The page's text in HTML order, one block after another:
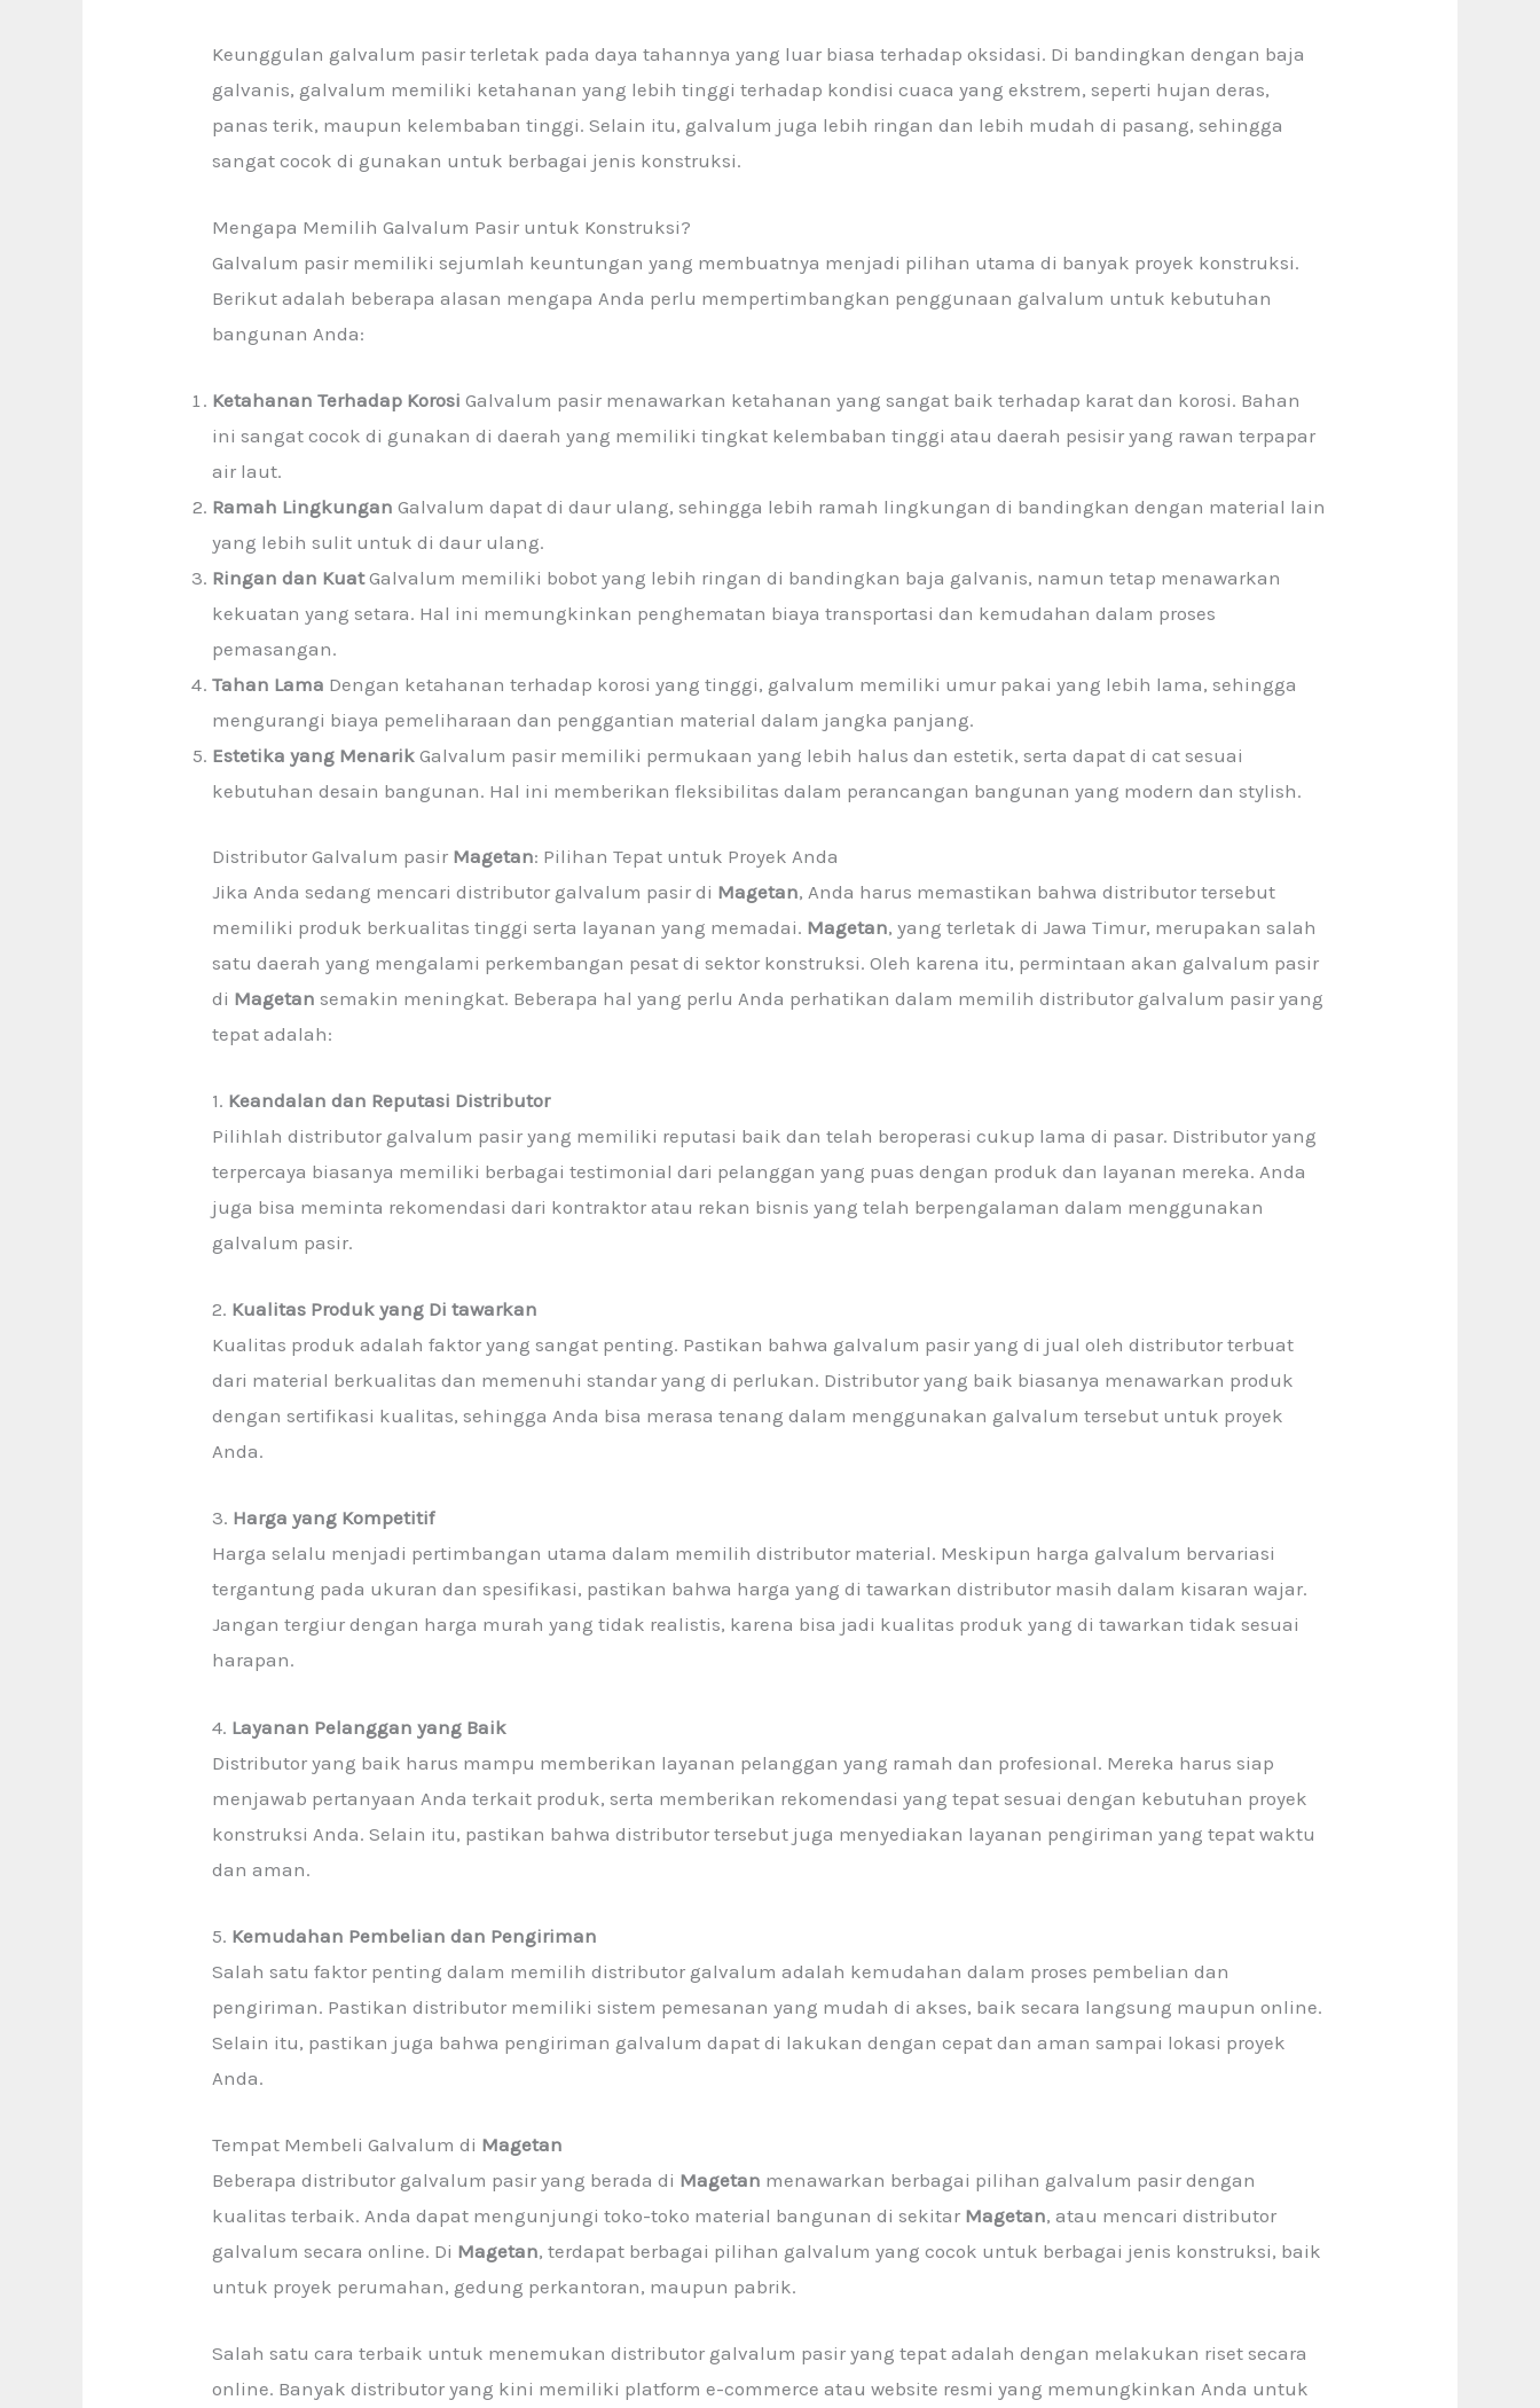
Keunggulan galvalum pasir terletak pada daya tahannya yang luar biasa terhadap oksidasi. Di bandingkan dengan baja
galvanis, galvalum memiliki ketahanan yang lebih tinggi terhadap kondisi cuaca yang ekstrem, seperti hujan deras,
panas terik, maupun kelembaban tinggi. Selain itu, galvalum juga lebih ringan dan lebih mudah di pasang, sehingga
sangat cocok di gunakan untuk berbagai jenis konstruksi.
Mengapa Memilih Galvalum Pasir untuk Konstruksi?
Galvalum pasir memiliki sejumlah keuntungan yang membuatnya menjadi pilihan utama di banyak proyek konstruksi.
Berikut adalah beberapa alasan mengapa Anda perlu mempertimbangkan penggunaan galvalum untuk kebutuhan
bangunan Anda:
Ketahanan Terhadap Korosi Galvalum pasir menawarkan ketahanan yang sangat baik terhadap karat dan korosi. Bahan
ini sangat cocok di gunakan di daerah yang memiliki tingkat kelembaban tinggi atau daerah pesisir yang rawan terpapar
air laut.
Ramah Lingkungan Galvalum dapat di daur ulang, sehingga lebih ramah lingkungan di bandingkan dengan material lain
yang lebih sulit untuk di daur ulang.
Ringan dan KuatGalvalum memiliki bobot yang lebih ringan di bandingkan baja galvanis, namun tetap menawarkan
kekuatan yang setara. Hal ini memungkinkan penghematan biaya transportasi dan kemudahan dalam proses
pemasangan.
Tahan Lama Dengan ketahanan terhadap korosi yang tinggi, galvalum memiliki umur pakai yang lebih lama, sehingga
mengurangi biaya pemeliharaan dan penggantian material dalam jangka panjang.
Estetika yang Menarik Galvalum pasir memiliki permukaan yang lebih halus dan estetik, serta dapat di cat sesuai
kebutuhan desain bangunan. Hal ini memberikan fleksibilitas dalam perancangan bangunan yang modern dan stylish.
Distributor Galvalum pasir Magetan: Pilihan Tepat untuk Proyek Anda
Jika Anda sedang mencari distributor galvalum pasir di Magetan, Anda harus memastikan bahwa distributor tersebut
memiliki produk berkualitas tinggi serta layanan yang memadai. Magetan, yang terletak di Jawa Timur, merupakan salah
satu daerah yang mengalami perkembangan pesat di sektor konstruksi. Oleh karena itu, permintaan akan galvalum pasir
di Magetan semakin meningkat. Beberapa hal yang perlu Anda perhatikan dalam memilih distributor galvalum pasir yang
tepat adalah:
1. Keandalan dan Reputasi Distributor
Pilihlah distributor galvalum pasir yang memiliki reputasi baik dan telah beroperasi cukup lama di pasar. Distributor yang
terpercaya biasanya memiliki berbagai testimonial dari pelanggan yang puas dengan produk dan layanan mereka. Anda
juga bisa meminta rekomendasi dari kontraktor atau rekan bisnis yang telah berpengalaman dalam menggunakan
galvalum pasir.
2. Kualitas Produk yang Di tawarkan
Kualitas produk adalah faktor yang sangat penting. Pastikan bahwa galvalum pasir yang di jual oleh distributor terbuat
dari material berkualitas dan memenuhi standar yang di perlukan. Distributor yang baik biasanya menawarkan produk
dengan sertifikasi kualitas, sehingga Anda bisa merasa tenang dalam menggunakan galvalum tersebut untuk proyek
Anda.
3. Harga yang Kompetitif
Harga selalu menjadi pertimbangan utama dalam memilih distributor material. Meskipun harga galvalum bervariasi
tergantung pada ukuran dan spesifikasi, pastikan bahwa harga yang di tawarkan distributor masih dalam kisaran wajar.
Jangan tergiur dengan harga murah yang tidak realistis, karena bisa jadi kualitas produk yang di tawarkan tidak sesuai
harapan.
4. Layanan Pelanggan yang Baik
Distributor yang baik harus mampu memberikan layanan pelanggan yang ramah dan profesional. Mereka harus siap
menjawab pertanyaan Anda terkait produk, serta memberikan rekomendasi yang tepat sesuai dengan kebutuhan proyek
konstruksi Anda. Selain itu, pastikan bahwa distributor tersebut juga menyediakan layanan pengiriman yang tepat waktu
dan aman.
5. Kemudahan Pembelian dan Pengiriman
Salah satu faktor penting dalam memilih distributor galvalum adalah kemudahan dalam proses pembelian dan
pengiriman. Pastikan distributor memiliki sistem pemesanan yang mudah di akses, baik secara langsung maupun online.
Selain itu, pastikan juga bahwa pengiriman galvalum dapat di lakukan dengan cepat dan aman sampai lokasi proyek
Anda.
Tempat Membeli Galvalum di Magetan
Beberapa distributor galvalum pasir yang berada di Magetan menawarkan berbagai pilihan galvalum pasir dengan
kualitas terbaik. Anda dapat mengunjungi toko-toko material bangunan di sekitar Magetan, atau mencari distributor
galvalum secara online. Di Magetan, terdapat berbagai pilihan galvalum yang cocok untuk berbagai jenis konstruksi, baik
untuk proyek perumahan, gedung perkantoran, maupun pabrik.
Salah satu cara terbaik untuk menemukan distributor galvalum pasir yang tepat adalah dengan melakukan riset secara
online. Banyak distributor yang kini memiliki platform e-commerce atau website resmi yang memungkinkan Anda untuk